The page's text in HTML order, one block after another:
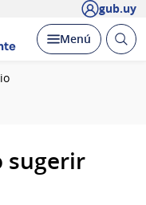
gub.uy
Desplegar
Menú Abrir
sugerir